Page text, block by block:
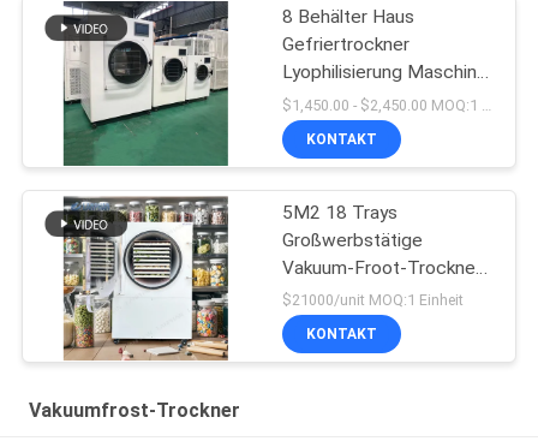
8 Behälter Haus
Gefriertrockner
Lyophilisierung Maschine
Fd 10kg 15kg 20kg
KONTAKT
5M2 18 Trays
Großwerbstätige
Vakuum-Froot-Trockner
für Heim
$21000/unit MOQ:1 Einheit
KONTAKT
Vakuumfrost-Trockner